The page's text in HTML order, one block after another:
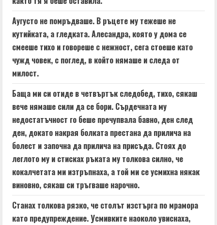
Аугусто не помръдваше. В ръцете му тежеше не
кутийката, а гледката. Алесандра, която у дома се
смееше тихо и говореше с нежност, сега стоеше като
чужд човек, с поглед, в който нямаше и следа от
милост.
Баща ми си отиде в четвъртък следобед, тихо, сякаш
вече нямаше сили да се бори. Сърдечната му
недостатъчност го беше пречупвала бавно, ден след
ден, докато накрая болката престана да прилича на
болест и започна да прилича на присъда. Стоях до
леглото му и стисках ръката му толкова силно, че
кокалчетата ми изтръпнаха, а той ми се усмихна някак
виновно, сякаш си тръгваше нарочно.
Станах толкова рязко, че столът изстърга по мрамора
като предупреждение. Усмивките наоколо увиснаха,